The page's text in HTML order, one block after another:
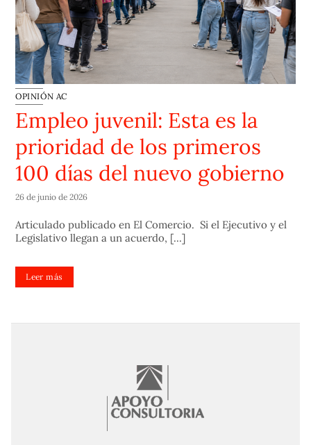
OPINIÓN AC
Empleo juvenil: Esta es la
prioridad de los primeros
100 días del nuevo gobierno
26 de junio de 2026
Articulado publicado en El Comercio. Si el Ejecutivo y el
Legislativo llegan a un acuerdo, [...]
Leer más